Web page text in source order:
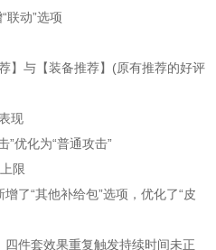
联动”选项
】与【装备推荐】(原有推荐的好评
现
”优化为“普通攻击”
限
了“其他补给包”选项，优化了“皮
件套效果重复触发持续时间未正